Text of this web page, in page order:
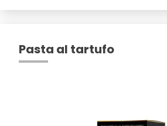
Pasta al tartufo